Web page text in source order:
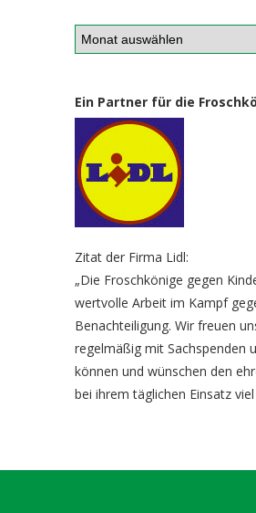
Ein Partner für die
Zitat der Firma Lidl:
„Die Froschkönige gegen
wertvolle Arbeit im Kampf
Benachteiligung. Wir freuen
regelmäßig mit Sachspenden
können und wünschen den
bei ihrem täglichen Einsatz viel